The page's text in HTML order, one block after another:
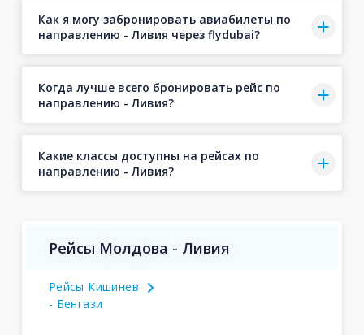
Как я могу забронировать авиабилеты по
направлению - Ливия через flydubai?
Когда лучше всего бронировать рейс по
направлению - Ливия?
Какие классы доступны на рейсах по
направлению - Ливия?
Рейсы Молдова - Ливия
Рейсы Кишинев
- Бенгази